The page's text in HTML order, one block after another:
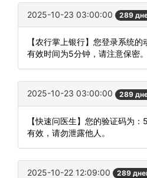
2025-10-23 03:00:00 289
【农行掌上银行】您登录系统
有效时间为5分钟，请注意保密。
2025-10-23 03:00:00 289
【快速问医生】您的验证码为
有效，请勿泄露他人。
2025-10-22 12:09:00 289